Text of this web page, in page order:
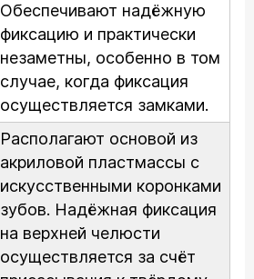
Обеспечивают надёжную
фиксацию и практически
незаметны, особенно в том
случае, когда фиксация
осуществляется замками.
Располагают основой из
акриловой пластмассы с
искусственными коронками
зубов. Надёжная фиксация
на верхней челюсти
осуществляется за счёт